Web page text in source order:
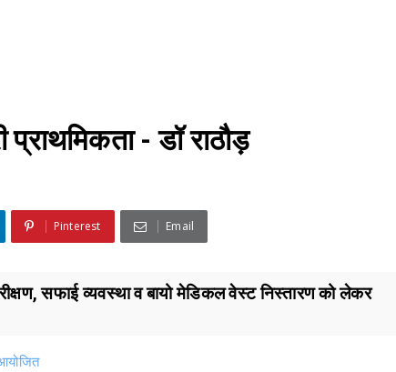
प्राथमिकता - डॉ राठौड़
Pinterest Email
सफाई व्यवस्था व बायो मेडिकल वेस्ट निस्तारण को लेकर